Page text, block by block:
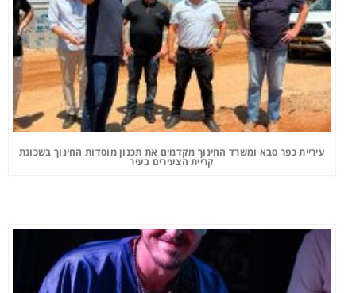
עיריית כפר סבא ומשרד החינוך מקדמים את תכנון מוסדות החינוך בשכונת
קריית הצעירים בעיר